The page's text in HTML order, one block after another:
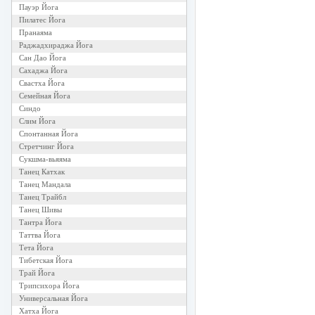
Пауэр Йога
Пилатес Йога
Пранаяма
Раджадхираджа Йога
Сан Дао Йога
Сахаджа Йога
Свастха Йога
Семейная Йога
Синдо
Слим Йога
Спонтанная Йога
Стретчинг Йога
Сукшма-вьяяма
Танец Катхак
Танец Мандала
Танец Трайбл
Танец Шивы
Тантра Йога
Таттва Йога
Тета Йога
Тибетская Йога
Трай Йога
Трипсихора Йога
Универсальная Йога
Хатха Йога